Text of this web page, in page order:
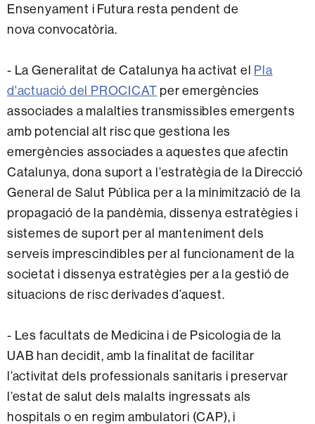
Ensenyament i Futura resta pendent de
nova convocatòria.
- La Generalitat de Catalunya ha activat el Pla
d'actuació del PROCICAT per emergències
associades a malalties transmissibles emergents
amb potencial alt risc que gestiona les
emergències associades a aquestes que afectin
Catalunya, dona suport a l’estratègia de la Direcció
General de Salut Pública per a la minimització de la
propagació de la pandèmia, dissenya estratègies i
sistemes de suport per al manteniment dels
serveis imprescindibles per al funcionament de la
societat i dissenya estratègies per a la gestió de
situacions de risc derivades d’aquest.
- Les facultats de Medicina i de Psicologia de la
UAB han decidit, amb la finalitat de facilitar
l’activitat dels professionals sanitaris i preservar
l’estat de salut dels malalts ingressats als
hospitals o en regim ambulatori (CAP), i